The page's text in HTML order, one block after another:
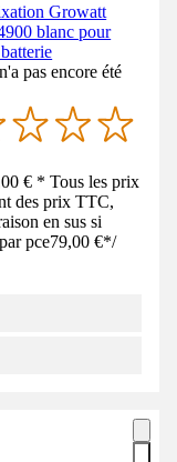
Growatt
blanc pour
pas encore été
€ * Tous les prix
des prix TTC,
en sus si
pce79,00 €*/